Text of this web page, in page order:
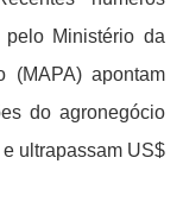
pelo Ministério da
(MAPA) apontam
do agronegócio
ultrapassam US$